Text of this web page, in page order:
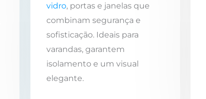
vidro, portas e janelas que
combinam segurança e
sofisticação. Ideais para
varandas, garantem
isolamento e um visual
elegante.